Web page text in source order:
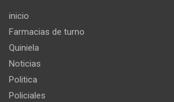
inicio
Farmacias de turno
Quiniela
Noticias
Politica
Policiales